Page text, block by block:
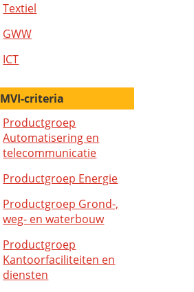
Textiel
GWW
ICT
MVI-criteria
Productgroep
Automatisering en
telecommunicatie
Productgroep Energie
Productgroep Grond-,
weg- en waterbouw
Productgroep
Kantoorfaciliteiten en
diensten